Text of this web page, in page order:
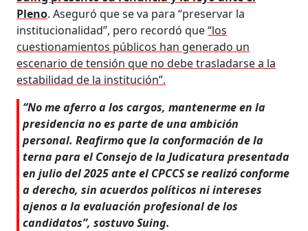
Pleno. Aseguró que se va para “preservar la
institucionalidad”, pero recordó que“los
cuestionamientos públicos han generado un
escenario de tensión que no debe trasladarse a la
estabilidad de la institución”.
“No me aferro a los cargos, mantenerme en la
presidencia no es parte de una ambición
personal. Reafirmo que la conformación de la
terna para el Consejo de la Judicatura presentada
en julio del 2025 ante el CPCCS se realizó conforme
a derecho, sin acuerdos políticos ni intereses
ajenos a la evaluación profesional de los
candidatos”, sostuvo Suing.